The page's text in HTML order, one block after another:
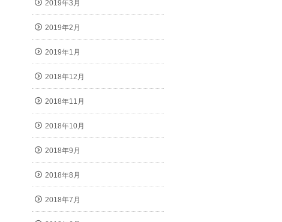
2019年3月
2019年2月
2019年1月
2018年12月
2018年11月
2018年10月
2018年9月
2018年8月
2018年7月